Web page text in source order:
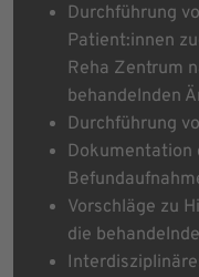
Durchführung
Patient:innen
Reha Zentrum
behandelnden
Durchführung
Dokumentation
Vorschläge zu
die